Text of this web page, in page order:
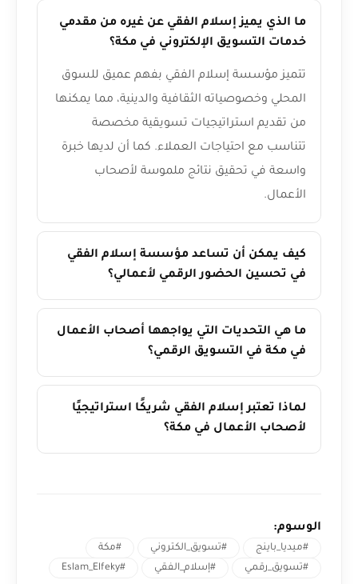
ما الذي يميز إسلام الفقي عن غيره من مقدمي
خدمات التسويق الإلكتروني في مكة؟
تتميز مؤسسة إسلام الفقي بفهم عميق للسوق
المحلي وخصوصياته الثقافية والدينية، مما يمكنها
من تقديم استراتيجيات تسويقية مخصصة
تتناسب مع احتياجات العملاء. كما أن لديها خبرة
واسعة في تحقيق نتائج ملموسة لأصحاب
الأعمال.
كيف يمكن أن تساعد مؤسسة إسلام الفقي
في تحسين الحضور الرقمي لأعمالي؟
ما هي التحديات التي يواجهها أصحاب الأعمال
في مكة في التسويق الرقمي؟
لماذا تعتبر إسلام الفقي شريكًا استراتيجيًا
لأصحاب الأعمال في مكة؟
الوسوم:
#ميديا_باينج #تسويق_الكتروني
#مكة
#تسويق_رقمي
#إسلام_الفقي #Eslam_Elfeky